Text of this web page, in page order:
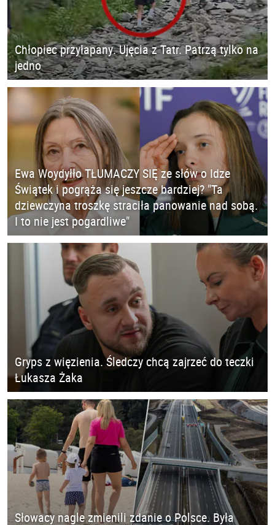
Chłopiec przyłapany. Ujęcia z Tatr. Patrzą tylko na
jedno
Ewa Woydyłło TŁUMACZY SIĘ ze słów o Idze
Świątek i pogrąża się jeszcze bardziej? "Ta
dziewczyna troszkę straciła panowanie nad sobą.
I to nie jest pogardliwe"
Gryps z więzienia. Śledczy chcą zajrzeć do teczki
Łukasza Żaka
Słowacy nagle zmienili zdanie o Polsce. Była